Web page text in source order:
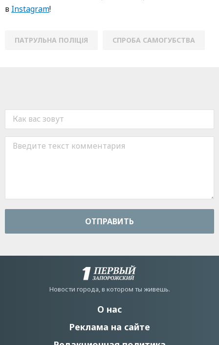
в Instagram!
ПАТРУЛЬНА ПОЛІЦІЯ СПРОБА САМОГУБСТВА
ОТПРАВИТЬ
Новости города, в котором ты живешь.
О нас
Реклама на сайте